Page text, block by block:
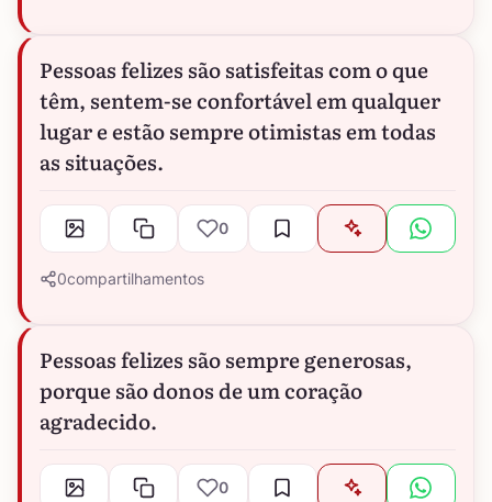
Pessoas felizes são satisfeitas com o que
têm, sentem-se confortável em qualquer
lugar e estão sempre otimistas em todas
as situações.
0
0compartilhamentos
Pessoas felizes são sempre generosas,
porque são donos de um coração
agradecido.
0